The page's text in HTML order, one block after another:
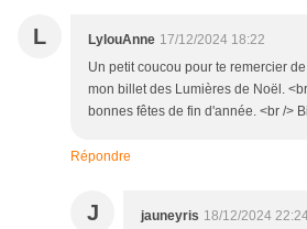
L LylouAnne 17/12/2024 18:22
Un petit coucou pour te remercier
mon billet des Lumières de Noël.
bonnes fêtes de fin d'année. <br />
Répondre
J jauneyris 18/12/2024